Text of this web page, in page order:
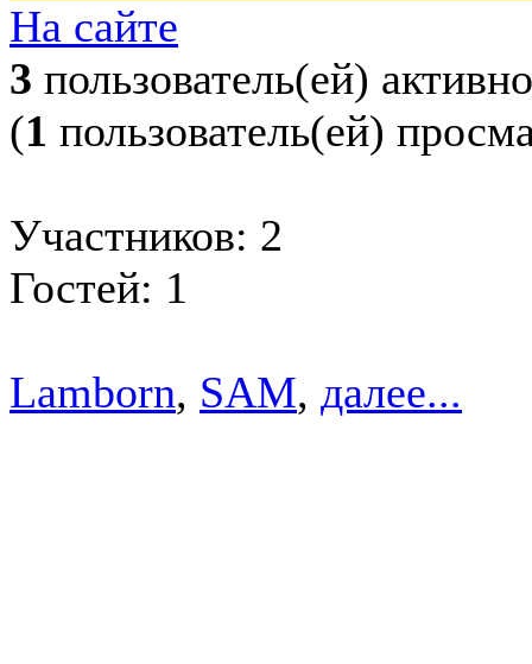
На сайте
3 пользователь(ей) активно
(1 пользователь(ей)
Участников: 2
Гостей: 1
Lamborn, SAM, далее...